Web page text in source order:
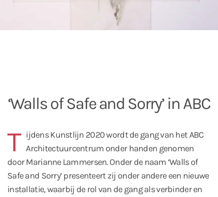
‘Walls of Safe and Sorry’ in ABC
T ijdens Kunstlijn 2020 wordt de gang van het ABC
Architectuurcentrum onder handen genomen
door Marianne Lammersen. Onder de naam ‘Walls of
Safe and Sorry’ presenteert zij onder andere een nieuwe
installatie, waarbij de rol van de gang als verbinder en